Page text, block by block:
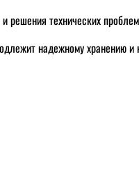
решения технических
надежному хранению и